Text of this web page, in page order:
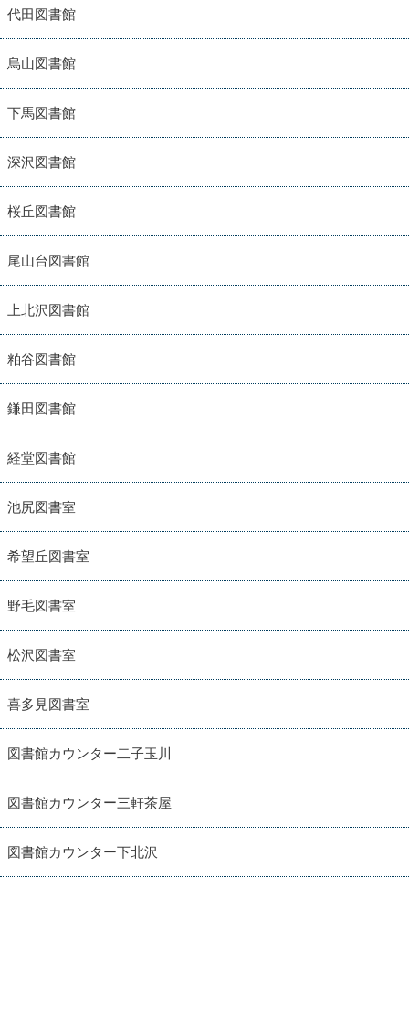
代田図書館
烏山図書館
下馬図書館
深沢図書館
桜丘図書館
尾山台図書館
上北沢図書館
粕谷図書館
鎌田図書館
経堂図書館
池尻図書室
希望丘図書室
野毛図書室
松沢図書室
喜多見図書室
図書館カウンター二子玉川
図書館カウンター三軒茶屋
図書館カウンター下北沢